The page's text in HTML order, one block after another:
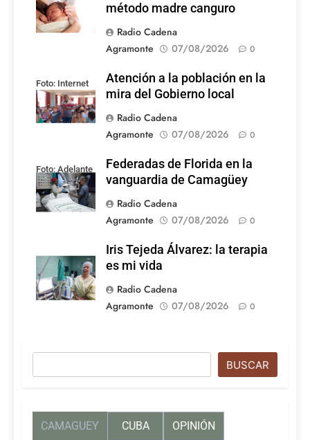
método madre canguro
Radio Cadena
Agramonte
07/08/2026 0
Foto: Internet
Atención a la población en la
mira del Gobierno local
Radio Cadena
Agramonte
07/08/2026 0
Foto: Adelante
Federadas de Florida en la
vanguardia de Camagüey
Radio Cadena
Agramonte
07/08/2026 0
Iris Tejeda Álvarez: la terapia
es mi vida
Radio Cadena
Agramonte
07/08/2026 0
BUSCAR
CAMAGUEY CUBA OPINIÓN